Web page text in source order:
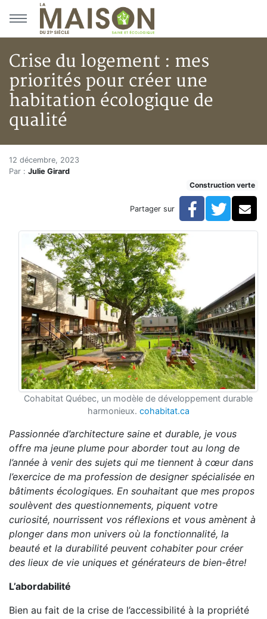
Aller au menu principal
Aller au contenu principal
Crise du logement : mes
priorités pour créer une
habitation écologique de
qualité
Accueil
Articles
Crise du logement : mes priorités pour créer une
Crise du logement : mes
12 décembre, 2023
Par : Julie Girard
Construction verte
Partager sur Facebook
Cohabitat Québec, un modèle de développement durable
harmonieux. cohabitat.ca
Passionnée d’architecture saine et durable, je vous
offre ma jeune plume pour aborder tout au long de
l’année à venir des sujets qui me tiennent à cœur dans
l’exercice de ma profession de designer spécialisée en
bâtiments écologiques. En souhaitant que mes propos
soulèvent des questionnements, piquent votre
curiosité, nourrissent vos réflexions et vous amènent à
plonger dans mon univers où la fonctionnalité, la
beauté et la durabilité peuvent cohabiter pour créer
des lieux de vie uniques et générateurs de bien-être!
L’abordabilité
Bien au fait de la crise de l’accessibilité à la propriété